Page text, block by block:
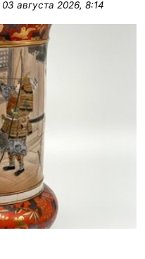
03 августа 2026, 8:14